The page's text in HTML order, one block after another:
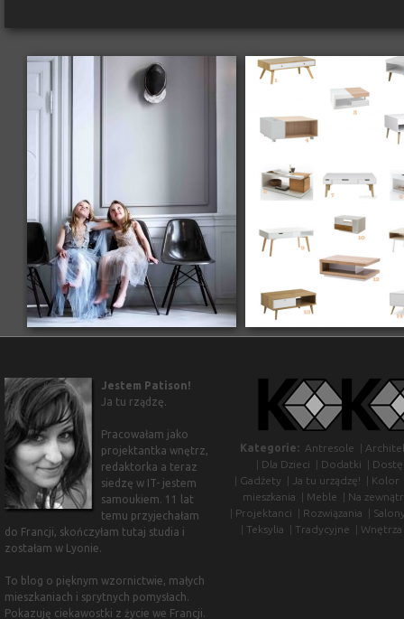
Jestem Patison!
Ja tu rządzę.
Pracowałam jako
projektantka wnętrz,
redaktorka a teraz
siedzę w IT- jestem
samoukiem. 11 lat
temu przyjechałam
do Francji, skończyłam tutaj studia i
zostałam w Lyonie.
To blog o pięknym wzornictwie, małych
mieszkaniach i sprytnych pomysłach.
Pokazuję ciekawostki z życie we Francji.
Kategorie: Antresole |
| Dla Dzieci | Dodatki |
| Gadżety | Ja tu urządzę! | Kolor
mieszkania
| Meble | Na
| Projektanci | Rozwiązania |
| Teksylia | Tradycyjne | Wnętrza